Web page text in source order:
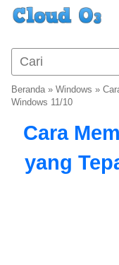
Beranda» Windows »
Windows 11/10
Cara
yang